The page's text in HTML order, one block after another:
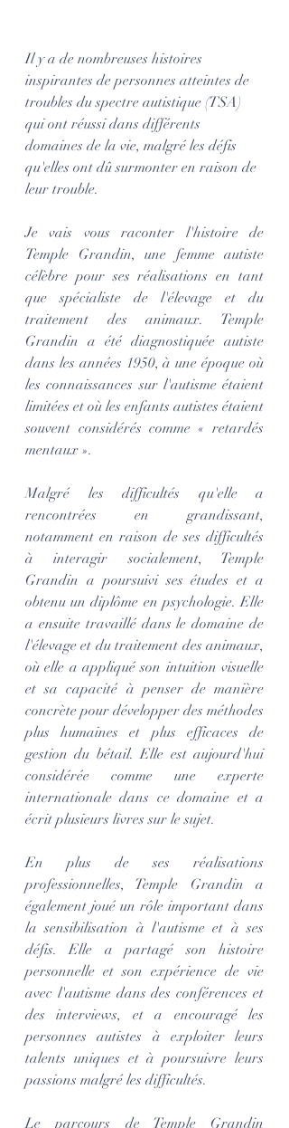
Il y a de nombreuses histoires
inspirantes de personnes atteintes de
troubles du spectre autistique (TSA)
qui ont réussi dans différents
domaines de la vie, malgré les défis
qu'elles ont dû surmonter en raison de
leur trouble.
Je vais vous raconter l'histoire de
Temple Grandin, une femme autiste
célèbre pour ses réalisations en tant
que spécialiste de l'élevage et du
traitement des animaux. Temple
Grandin a été diagnostiquée autiste
dans les années 1950, à une époque où
les connaissances sur l'autisme étaient
limitées et où les enfants autistes étaient
souvent considérés comme « retardés
mentaux ».
Malgré les difficultés qu'elle a
rencontrées en grandissant,
notamment en raison de ses difficultés
à interagir socialement, Temple
Grandin a poursuivi ses études et a
obtenu un diplôme en psychologie. Elle
a ensuite travaillé dans le domaine de
l'élevage et du traitement des animaux,
où elle a appliqué son intuition visuelle
et sa capacité à penser de manière
concrète pour développer des méthodes
plus humaines et plus efficaces de
gestion du bétail. Elle est aujourd'hui
considérée comme une experte
internationale dans ce domaine et a
écrit plusieurs livres sur le sujet.
En plus de ses réalisations
professionnelles, Temple Grandin a
également joué un rôle important dans
la sensibilisation à l'autisme et à ses
défis. Elle a partagé son histoire
personnelle et son expérience de vie
avec l'autisme dans des conférences et
des interviews, et a encouragé les
personnes autistes à exploiter leurs
talents uniques et à poursuivre leurs
passions malgré les difficultés.
Le parcours de Temple Grandin